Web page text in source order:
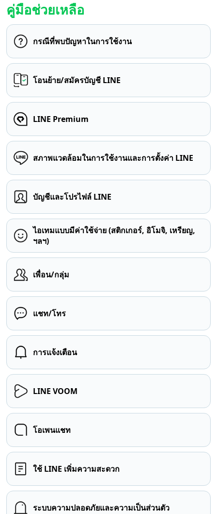
คู่มือช่วยเหลือ
กรณีที่พบปัญหาในการใช้งาน
โอนย้าย/สมัครบัญชี LINE
LINE Premium
สภาพแวดล้อมในการใช้งานและการตั้งค่า LINE
บัญชีและโปรไฟล์ LINE
ไอเทมแบบมีค่าใช้จ่าย (สติกเกอร์, อิโมจิ, เหรียญ,
ฯลฯ)
เพื่อน/กลุ่ม
แชท/โทร
การแจ้งเตือน
LINE VOOM
โอเพนแชท
ใช้ LINE เพิ่มความสะดวก
ระบบความปลอดภัยและความเป็นส่วนตัว